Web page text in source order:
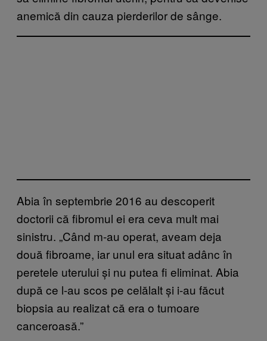
anemică din cauza pierderilor de sânge.
Abia în septembrie 2016 au descoperit
doctorii că fibromul ei era ceva mult mai
sinistru. „Când m-au operat, aveam deja
două fibroame, iar unul era situat adânc în
peretele uterului și nu putea fi eliminat. Abia
după ce l-au scos pe celălalt și i-au făcut
biopsia au realizat că era o tumoare
canceroasă.”